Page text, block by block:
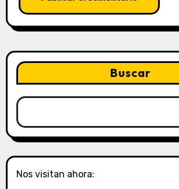
Buscar
Nos visitan ahora: